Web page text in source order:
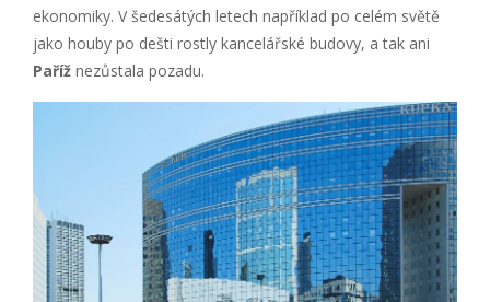
ekonomiky. V šedesátých letech například po celém světě
jako houby po dešti rostly kancelářské budovy, a tak ani
Paříž nezůstala pozadu.